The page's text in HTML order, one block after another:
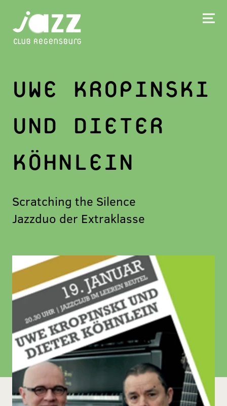
UWE KROPINSKI
UND DIETER
KÖHNLEIN
Scratching the Silence
Jazzduo der Extraklasse